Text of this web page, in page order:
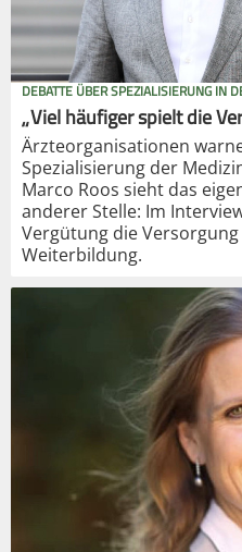
DEBATTE ÜBER SPEZIALISIERUNG IN
„Viel häufiger spielt die
Ärzteorganisationen
Spezialisierung der
Marco Roos sieht das
anderer Stelle: Im
Vergütung die
Weiterbildung.